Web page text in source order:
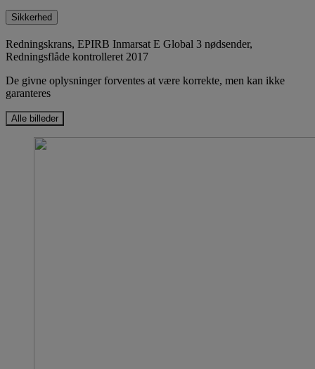
Sikkerhed
Redningskrans, EPIRB Inmarsat E Global 3 nødsender,
Redningsflåde kontrolleret 2017
De givne oplysninger forventes at være korrekte, men kan ikke
garanteres
Alle billeder